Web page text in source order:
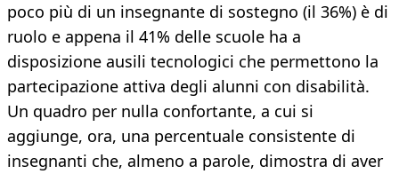
poco più di un insegnante di sostegno (il 36%) è di
ruolo e appena il 41% delle scuole ha a
disposizione ausili tecnologici che permettono la
partecipazione attiva degli alunni con disabilità.
Un quadro per nulla confortante, a cui si
aggiunge, ora, una percentuale consistente di
insegnanti che, almeno a parole, dimostra di aver